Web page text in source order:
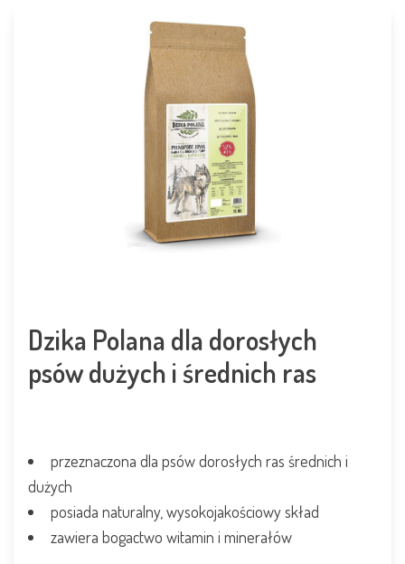
Dzika Polana dla dorosłych
psów dużych i średnich ras
przeznaczona dla psów dorosłych ras średnich i
dużych
posiada naturalny, wysokojakościowy skład
zawiera bogactwo witamin i minerałów